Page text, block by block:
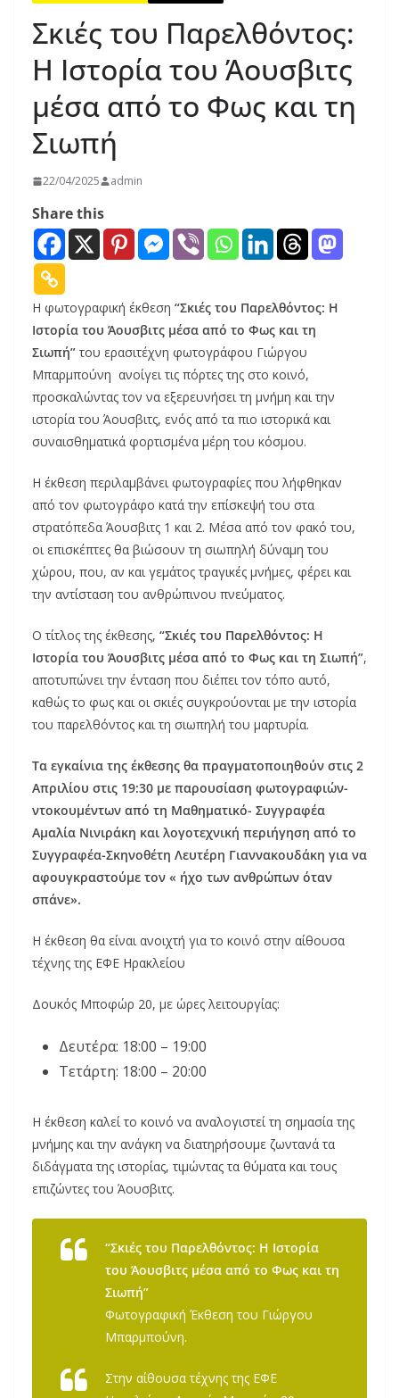
Σκιές του Παρελθόντος:
Η Ιστορία του Άουσβιτς
μέσα από το Φως και τη
Σιωπή
22/04/2025 admin
Share this
Η φωτογραφική έκθεση “Σκιές του Παρελθόντος: Η
Ιστορία του Άουσβιτς μέσα από το Φως και τη
Σιωπή” του ερασιτέχνη φωτογράφου Γιώργου
Μπαρμπούνη ανοίγει τις πόρτες της στο κοινό,
προσκαλώντας τον να εξερευνήσει τη μνήμη και την
ιστορία του Άουσβιτς, ενός από τα πιο ιστορικά και
συναισθηματικά φορτισμένα μέρη του κόσμου.
Η έκθεση περιλαμβάνει φωτογραφίες που λήφθηκαν
από τον φωτογράφο κατά την επίσκεψή του στα
στρατόπεδα Άουσβιτς 1 και 2. Μέσα από τον φακό του,
οι επισκέπτες θα βιώσουν τη σιωπηλή δύναμη του
χώρου, που, αν και γεμάτος τραγικές μνήμες, φέρει και
την αντίσταση του ανθρώπινου πνεύματος.
Ο τίτλος της έκθεσης, “Σκιές του Παρελθόντος: Η
Ιστορία του Άουσβιτς μέσα από το Φως και τη Σιωπή”,
αποτυπώνει την ένταση που διέπει τον τόπο αυτό,
καθώς το φως και οι σκιές συγκρούονται με την ιστορία
του παρελθόντος και τη σιωπηλή του μαρτυρία.
Τα εγκαίνια της έκθεσης θα πραγματοποιηθούν στις 2
Απριλίου στις 19:30 με παρουσίαση φωτογραφιών-
ντοκουμέντων από τη Μαθηματικό- Συγγραφέα
Αμαλία Νινιράκη και λογοτεχνική περιήγηση από το
Συγγραφέα-Σκηνοθέτη Λευτέρη Γιαννακουδάκη για να
αφουγκραστούμε τον « ήχο των ανθρώπων όταν
σπάνε».
Η έκθεση θα είναι ανοιχτή για το κοινό στην αίθουσα
τέχνης της ΕΦΕ Ηρακλείου
Δουκός Μποφώρ 20, με ώρες λειτουργίας:
Δευτέρα: 18:00 – 19:00
Τετάρτη: 18:00 – 20:00
Η έκθεση καλεί το κοινό να αναλογιστεί τη σημασία της
μνήμης και την ανάγκη να διατηρήσουμε ζωντανά τα
διδάγματα της ιστορίας, τιμώντας τα θύματα και τους
επιζώντες του Άουσβιτς.
“Σκιές του Παρελθόντος: Η Ιστορία
του Άουσβιτς μέσα από το Φως και τη
Σιωπή”
Φωτογραφική Έκθεση του Γιώργου
Μπαρμπούνη.
Στην αίθουσα τέχνης της ΕΦΕ